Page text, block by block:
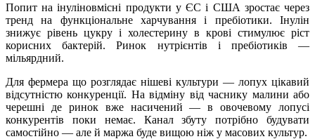
Попит на інуліновмісні продукти у ЄС і США зростає через
тренд на функціональне харчування і пребіотики. Інулін
знижує рівень цукру і холестерину в крові стимулює ріст
корисних бактерій. Ринок нутрієнтів і пребіотиків —
мільярдний.
Для фермера що розглядає нішеві культури — лопух цікавий
відсутністю конкуренції. На відміну від часнику малини або
черешні де ринок вже насичений — в овочевому лопусі
конкурентів поки немає. Канал збуту потрібно будувати
самостійно — але й маржа буде вищою ніж у масових культур.